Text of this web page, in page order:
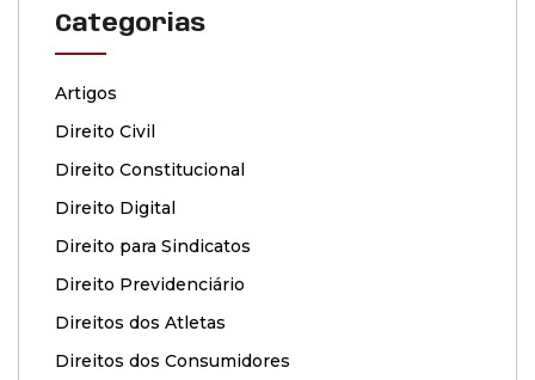
Categorias
Artigos
Direito Civil
Direito Constitucional
Direito Digital
Direito para Sindicatos
Direito Previdenciário
Direitos dos Atletas
Direitos dos Consumidores